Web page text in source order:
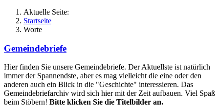
Aktuelle Seite:
Startseite
Worte
Gemeindebriefe
Hier finden Sie unsere Gemeindebriefe. Der Aktuellste ist natürlich
immer der Spannendste, aber es mag vielleicht die eine oder den
anderen auch ein Blick in die "Geschichte" interessieren. Das
Gemeindebriefarchiv wird sich hier mit der Zeit aufbauen. Viel Spaß
beim Stöbern! Bitte klicken Sie die Titelbilder an.